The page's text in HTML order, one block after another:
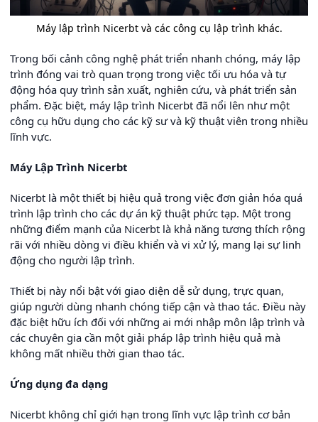
Máy lập trình Nicerbt và các công cụ lập trình khác.
Trong bối cảnh công nghệ phát triển nhanh chóng, máy lập
trình đóng vai trò quan trọng trong việc tối ưu hóa và tự
động hóa quy trình sản xuất, nghiên cứu, và phát triển sản
phẩm. Đặc biệt, máy lập trình Nicerbt đã nổi lên như một
công cụ hữu dụng cho các kỹ sư và kỹ thuật viên trong nhiều
lĩnh vực.
Máy Lập Trình Nicerbt
Nicerbt là một thiết bị hiệu quả trong việc đơn giản hóa quá
trình lập trình cho các dự án kỹ thuật phức tạp. Một trong
những điểm mạnh của Nicerbt là khả năng tương thích rộng
rãi với nhiều dòng vi điều khiển và vi xử lý, mang lại sự linh
động cho người lập trình.
Thiết bị này nổi bật với giao diện dễ sử dụng, trực quan,
giúp người dùng nhanh chóng tiếp cận và thao tác. Điều này
đặc biệt hữu ích đối với những ai mới nhập môn lập trình và
các chuyên gia cần một giải pháp lập trình hiệu quả mà
không mất nhiều thời gian thao tác.
Ứng dụng đa dạng
Nicerbt không chỉ giới hạn trong lĩnh vực lập trình cơ bản